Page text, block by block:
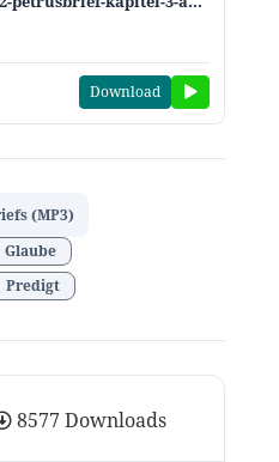
Download
(MP3)
8577 Downloads